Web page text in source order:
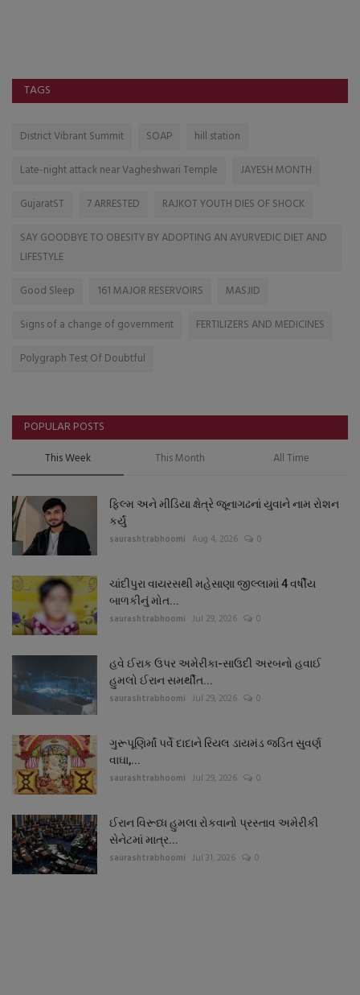
TAGS
District Vibrant Summit SOAP
hill station
Late-night attack near Vagheshwari Temple
JAYESH MONTH
GujaratST
7 ARRESTED
RAJKOT YOUTH DIES OF SHOCK
SAY GOODBYE TO OBESITY BY ADOPTING AN AYURVEDIC DIET AND
LIFESTYLE
Good Sleep
161 MAJOR RESERVOIRS
MASJID
Signs of a change of government
FERTILIZERS AND MEDICINES
Polygraph Test Of Doubtful
POPULAR POSTS
This Week This Month All Time
ફિલ્મ અને મીડિયા ક્ષેત્રે જૂનાગઢનાં યુવાને નામ રોશન
કર્યું
saurashtrabhoomi Aug 4, 2026 0
ચાંદીપુરા વાયરસથી મહેસાણા જીલ્લામાં 4 વર્ષીય
બાળકીનું મોત...
saurashtrabhoomi Jul 29, 2026 0
હવે ઈરાક ઉપર અમેરીકા-સાઉદી અરબનો હવાઈ
હુમલો ઈરાન સમર્થીત...
saurashtrabhoomi Jul 29, 2026 0
ગુરૂપૂણિર્માં પર્વે દાદાને રિયલ ડાયમંડ જડિત સુવર્ણ
વાઘા,...
saurashtrabhoomi Jul 29, 2026 0
ઈરાન વિરૂધ્ધ હુમલા રોકવાનો પ્રસ્તાવ અમેરીકી
સેનેટમાં માત્ર...
saurashtrabhoomi Jul 31, 2026 0